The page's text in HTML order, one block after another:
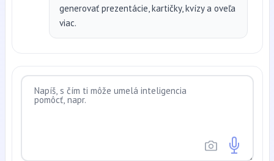
generovať prezentácie, kartičky, kvízy a oveľa
viac.